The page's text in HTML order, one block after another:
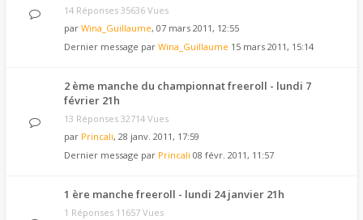
14 Réponses 35636 Vues
par Wina_Guillaume, 07 mars 2011, 12:55
Dernier message par Wina_Guillaume 15 mars 2011, 15:14
2 ème manche du championnat freeroll - lundi 7
février 21h
13 Réponses 32714 Vues
par Princali, 28 janv. 2011, 17:59
Dernier message par Princali 08 févr. 2011, 11:57
1 ère manche freeroll - lundi 24 janvier 21h
1 Réponses 11657 Vues